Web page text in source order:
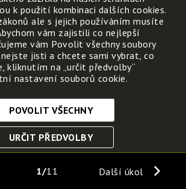
podobně spočítat
kteří žijí v
místě? ANO / NE
Další úkol
1 11
k použití kombinaci dalších cookies.
ale s jejich používáním musíte
vám zajistili co nejlepší
vám Povolit všechny soubory
nejste jisti a chcete sami vybrat, co
kliknutím na „určit předvolby“
nastavení souborů cookie.
cookies
jsou nezbytné, abyste se mohli
cookies by webové stránky
POVOLIT VŠECHNY
URČIT PŘEDVOLBY